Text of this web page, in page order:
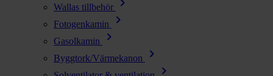
Wallas tillbehör
Fotogenkamin chevron_right
Gasolkamin chevron_right
Byggtork/Värmekanon chevron_right
chevron_right